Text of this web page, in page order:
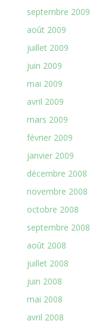
septembre 2009
août 2009
juillet 2009
juin 2009
mai 2009
avril 2009
mars 2009
février 2009
janvier 2009
décembre 2008
novembre 2008
octobre 2008
septembre 2008
août 2008
juillet 2008
juin 2008
mai 2008
avril 2008